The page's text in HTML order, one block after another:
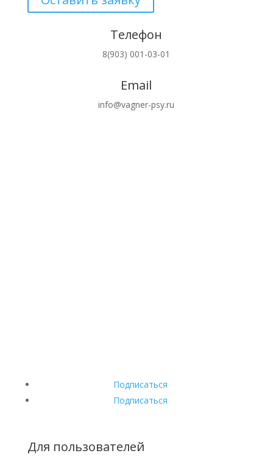
Телефон
8(903) 001-03-01
Email
info@vagner-psy.ru
Подписаться
Подписаться
Для пользователей